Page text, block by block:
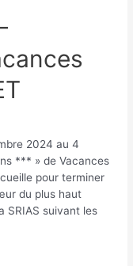
2024 au 4
*** » de Vacances
pour terminer
du plus haut
SRIAS suivant les